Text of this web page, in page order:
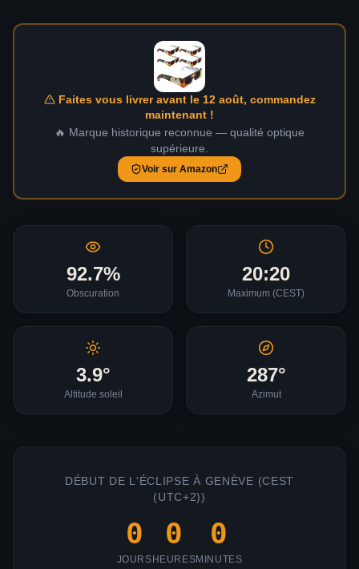
Faites vous livrer avant le 12 août, commandez
maintenant !
🔥 Marque historique reconnue — qualité optique
supérieure.
Voir sur Amazon
92.7%
Obscuration
20:20
Maximum (CEST)
3.9°
Altitude soleil
287°
Azimut
DÉBUT DE L'ÉCLIPSE À GENÈVE (CEST
(UTC+2))
0
JOURS
0
HEURES
0
MINUTES